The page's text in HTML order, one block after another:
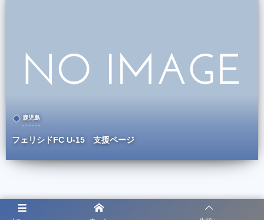
鹿児島
フェリシドFC U-15 支援ページ
Show Older Posts